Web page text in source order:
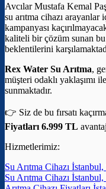
Avcılar Mustafa Kemal
su arıtma cihazı arayanlar
kampanyası
kaliteli bir çözüm sunan bu
beklentilerini
Rex Water Su Arıtma,
müşteri odaklı yaklaşımı
sunmaktadır.
👉 Siz de bu fırsatı
Fiyatları 6.999 TL
Hizmetlerimiz:
Su Arıtma Cihazı
Su Arıtma Cihazı